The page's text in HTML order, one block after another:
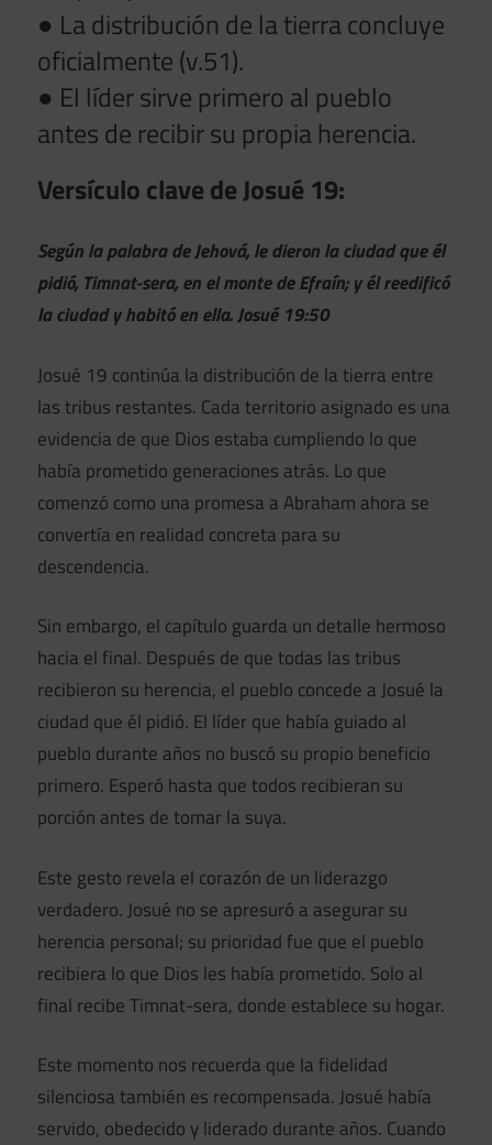
● La distribución de la tierra concluye
oficialmente (v.51).
● El líder sirve primero al pueblo
antes de recibir su propia herencia.
Versículo clave de Josué 19:
Según la palabra de Jehová, le dieron la ciudad que él
pidió, Timnat-sera, en el monte de Efraín; y él reedificó
la ciudad y habitó en ella. Josué 19:50
Josué 19 continúa la distribución de la tierra entre
las tribus restantes. Cada territorio asignado es una
evidencia de que Dios estaba cumpliendo lo que
había prometido generaciones atrás. Lo que
comenzó como una promesa a Abraham ahora se
convertía en realidad concreta para su
descendencia.
Sin embargo, el capítulo guarda un detalle hermoso
hacia el final. Después de que todas las tribus
recibieron su herencia, el pueblo concede a Josué la
ciudad que él pidió. El líder que había guiado al
pueblo durante años no buscó su propio beneficio
primero. Esperó hasta que todos recibieran su
porción antes de tomar la suya.
Este gesto revela el corazón de un liderazgo
verdadero. Josué no se apresuró a asegurar su
herencia personal; su prioridad fue que el pueblo
recibiera lo que Dios les había prometido. Solo al
final recibe Timnat-sera, donde establece su hogar.
Este momento nos recuerda que la fidelidad
silenciosa también es recompensada. Josué había
servido, obedecido y liderado durante años. Cuando